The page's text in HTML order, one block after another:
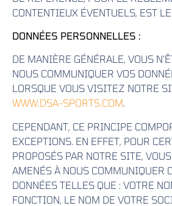
CONTENTIEUX ÉVENTUELS, EST
DONNÉES PERSONNELLES :
DE MANIÈRE GÉNÉRALE, VOUS
NOUS COMMUNIQUER VOS
LORSQUE VOUS VISITEZ NOTRE
WWW.DSA-SPORTS.COM.
CEPENDANT, CE PRINCIPE
EXCEPTIONS. EN EFFET, POUR
PROPOSÉS PAR NOTRE SITE,
AMENÉS À NOUS COMMUNIQUER
DONNÉES TELLES QUE : VOTRE
FONCTION, LE NOM DE VOTRE